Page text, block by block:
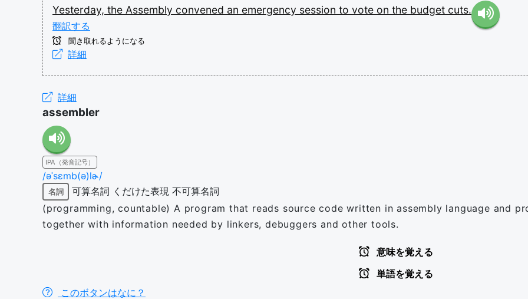
Yesterday, the Assembly convened an emergency session to vote on the budget cuts.
翻訳する
聞き取れるようになる
詳細
詳細
assembler
IPA（発音記号）
/əˈsɛmb(ə)lɚ/
名詞 可算名詞 くだけた表現 不可算名詞
(programming, countable) A program that reads source code written in assembly language and
together with information needed by linkers, debuggers and other tools.
意味を覚える
単語を覚える
このボタンはなに？